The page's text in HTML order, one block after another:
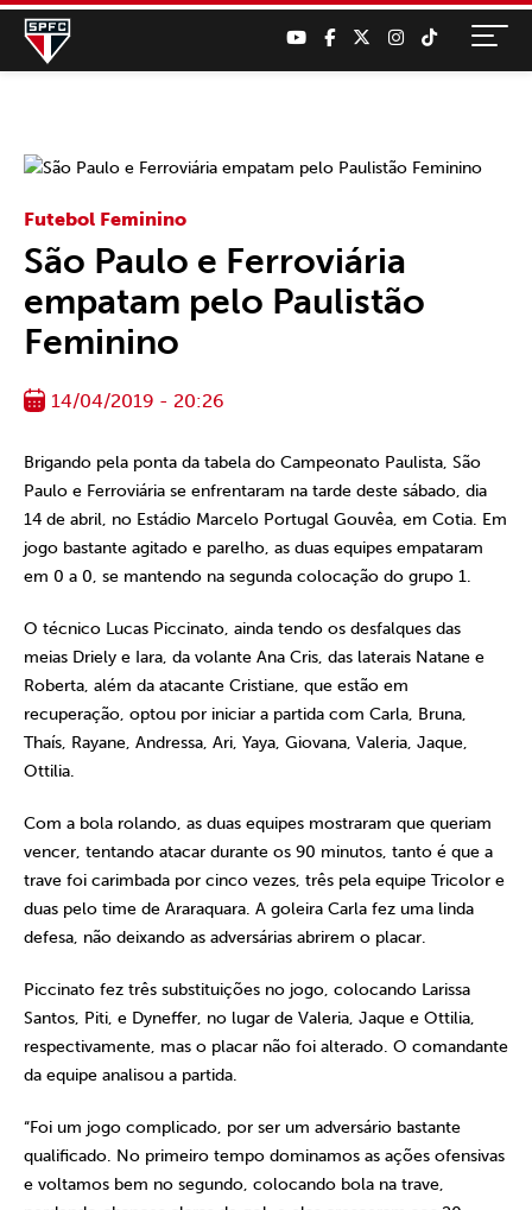
Futebol Feminino
São Paulo e Ferroviária
empatam pelo Paulistão
Feminino
14/04/2019 - 20:26
Brigando pela ponta da tabela do Campeonato Paulista, São
Paulo e Ferroviária se enfrentaram na tarde deste sábado, dia
14 de abril, no Estádio Marcelo Portugal Gouvêa, em Cotia. Em
jogo bastante agitado e parelho, as duas equipes empataram
em 0 a 0, se mantendo na segunda colocação do grupo 1.
O técnico Lucas Piccinato, ainda tendo os desfalques das
meias Driely e Iara, da volante Ana Cris, das laterais Natane e
Roberta, além da atacante Cristiane, que estão em
recuperação, optou por iniciar a partida com Carla, Bruna,
Thaís, Rayane, Andressa, Ari, Yaya, Giovana, Valeria, Jaque,
Ottilia.
Com a bola rolando, as duas equipes mostraram que queriam
vencer, tentando atacar durante os 90 minutos, tanto é que a
trave foi carimbada por cinco vezes, três pela equipe Tricolor e
duas pelo time de Araraquara. A goleira Carla fez uma linda
defesa, não deixando as adversárias abrirem o placar.
Piccinato fez três substituições no jogo, colocando Larissa
Santos, Piti, e Dyneffer, no lugar de Valeria, Jaque e Ottilia,
respectivamente, mas o placar não foi alterado. O comandante
da equipe analisou a partida.
“Foi um jogo complicado, por ser um adversário bastante
qualificado. No primeiro tempo dominamos as ações ofensivas
e voltamos bem no segundo, colocando bola na trave,